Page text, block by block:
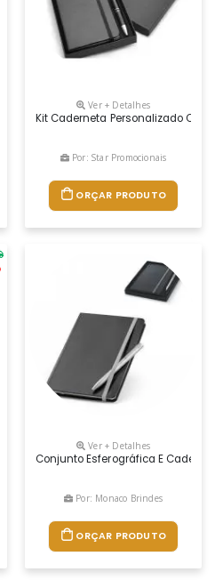
80 Folhas, 70g, Capa Preta Em
Ver + Detalhes
Kit Caderneta Personalizado Com
Por: Star Promocionais
ORÇAR PRODUTO
Tecido Rpet E Suporte Para Caneta
Ver + Detalhes
Conjunto Esferográfica E Caderno
Por: Monaco Brindes
ORÇAR PRODUTO